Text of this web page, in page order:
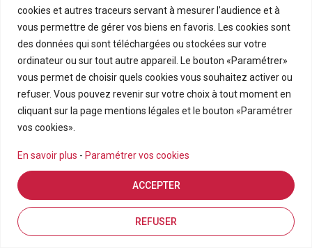
cookies et autres traceurs servant à mesurer l'audience et à
vous permettre de gérer vos biens en favoris. Les cookies sont
des données qui sont téléchargées ou stockées sur votre
ordinateur ou sur tout autre appareil. Le bouton «Paramétrer»
vous permet de choisir quels cookies vous souhaitez activer ou
refuser. Vous pouvez revenir sur votre choix à tout moment en
cliquant sur la page mentions légales et le bouton «Paramétrer
vos cookies».
En savoir plus - Paramétrer vos cookies
REFUSER
ACCEPTER
Estimation en ligne
190 000€
Appartement T3 En Rez-De-Chaussée Avec Grand
BRAS PANON
3 69.21